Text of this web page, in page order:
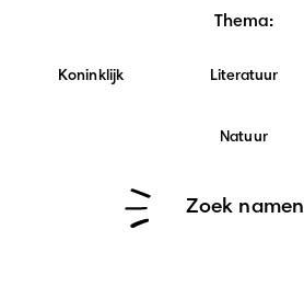
Thema:
Koninklijk Literatuur
Natuur
Zoek namen